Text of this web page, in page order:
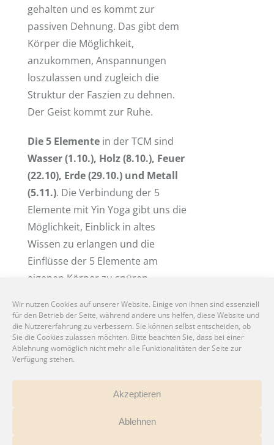
Wir nutzen Cookies auf unserer Website. Einige von ihnen sind essenziell
für den Betrieb der Seite, während andere uns helfen, diese Website und
die Nutzererfahrung zu verbessern. Sie können selbst entscheiden, ob
Sie die Cookies zulassen möchten. Bitte beachten Sie, dass bei einer
Ablehnung womöglich nicht mehr alle Funktionalitäten der Seite zur
Verfügung stehen.
Akzeptieren
Ablehnen
gehalten und es kommt zur
passiven Dehnung. Das gibt dem
Körper die Möglichkeit,
anzukommen, Anspannungen
loszulassen und zugleich die
Struktur der Faszien zu dehnen.
Der Geist kommt zur Ruhe.
Die 5 Elemente in der TCM sind
Wasser (1.10.), Holz (8.10.), Feuer
(22.10), Erde (29.10.) und Metall
(5.11.). Die Verbindung der 5
Elemente mit Yin Yoga gibt uns die
Möglichkeit, Einblick in altes
Wissen zu erlangen und die
Einflüsse der 5 Elemente am
eigenen Körper zu spüren.
Für wen:
Yin Yoga eignet sich für alle, die auf
der Suche nach Ruhe sind und
Yoga Anfänger oder